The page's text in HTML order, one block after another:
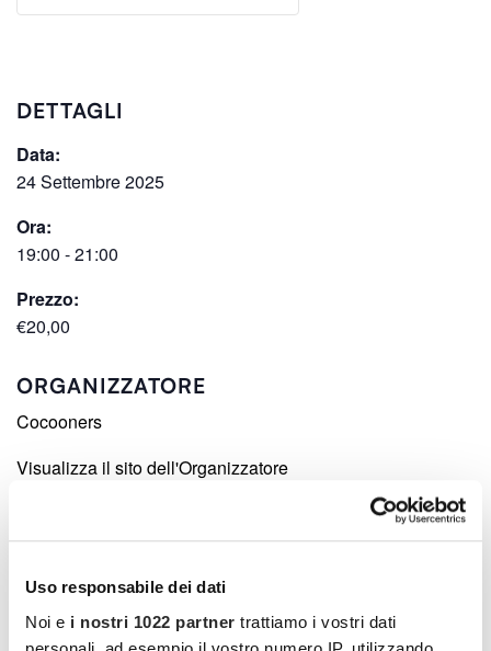
Uso responsabile dei dati
Noi e i nostri 1022 partner trattiamo i vostri dati
DETTAGLI
Data:
24 Settembre 2025
Ora:
19:00 - 21:00
Prezzo:
€20,00
ORGANIZZATORE
Cocooners
Visualizza il sito dell'Organizzatore